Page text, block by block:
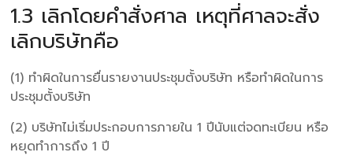
1.3 เลิกโดยคำสั่งศาล เหตุที่ศาลจะสั่ง
เลิกบริษัทคือ
(1) ทำผิดในการยื่นรายงานประชุมตั้งบริษัท หรือทำผิดในการ
ประชุมตั้งบริษัท
(2) บริษัทไม่เริ่มประกอบการภายใน 1 ปีนับแต่จดทะเบียน หรือ
หยุดทำการถึง 1 ปี